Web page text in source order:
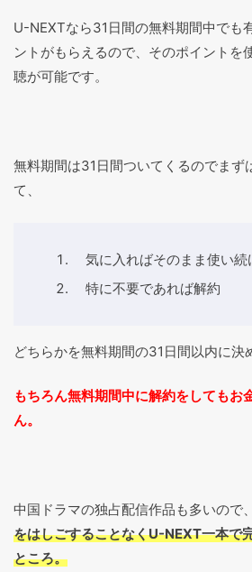
U-NEXTなら31日間の無料期間中でも
ントがもらえるので、そのポイントを
聴が可能です。
無料期間は31日間ついてくるのでまず
て、
気に入ればそのまま使い続
特に不要であれば解約
どちらかを無料期間の31日間以内に決
もちろん無料期間中に解約をしてもお
ん。
中国ドラマの独占配信作品も多いので、
をはしごすることなくU-NEXT一本で
ところ。